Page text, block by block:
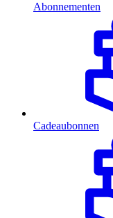
Abonnementen
Cadeaubonnen